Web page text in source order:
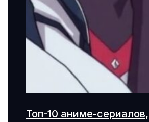
Топ-10 аниме-сериалов,